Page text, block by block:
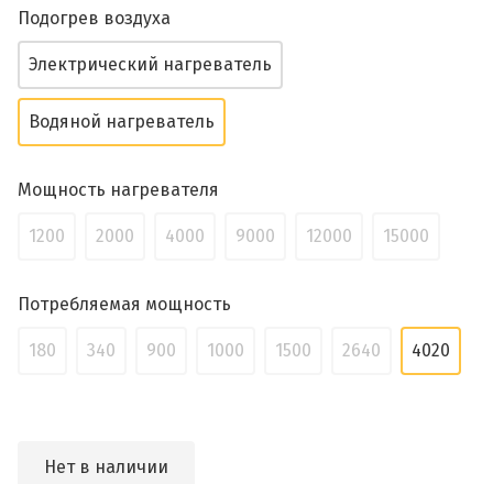
Подогрев воздуха
Электрический нагреватель
Водяной нагреватель
Мощность нагревателя
1200 2000 4000 9000 12000 15000
Потребляемая мощность
180 340 900 1000 1500 2640 4020
Нет в наличии